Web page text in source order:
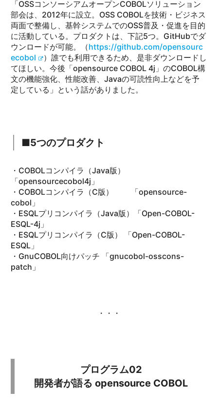
「OSSコンソーシアムオープンCOBOLソリューション
部会は、2012年に設立。OSS COBOLを技術・ビジネス
両面で整備し、基幹システムでのOSS普及・促進を目的
に活動している。プロダクトは、下記5つ。GitHubでダ
ウンロードが可能。（https://github.com/opensourc
ecobol
）誰でも利用できるため、是非ダウンロードし
てほしい。今後「opensource COBOL 4j」のCOBOL構
文の機能強化、性能改善、Javaの可読性向上などを予
定している」という話がありました。
■5つのプロダクト
・COBOLコンパイラ（Java版）
「opensourcecobol4j」
・COBOLコンパイラ（C版） 「opensource-
cobol」
・ESQLプリコンパイラ（Java版）「Open-COBOL-
ESQL-4j」
・ESQLプリコンパイラ（C版） 「Open-COBOL-
ESQL」
・GnuCOBOL向けパッチ 「gnucobol-osscons-
patch」
・・・
プログラム02
開発者が語る opensource COBOL